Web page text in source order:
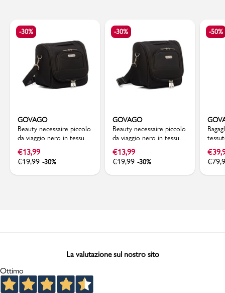
-30%
GOVAGO
Beauty necessaire piccolo
da viaggio nero in tessuto
Govago
€13,99
€19,99 -30%
-30%
GOVAGO
Beauty necessaire piccolo
da viaggio nero in tessuto
Govago
€13,99
€19,99 -30%
-50%
€
€
La valutazione sul nostro sito
Ottimo